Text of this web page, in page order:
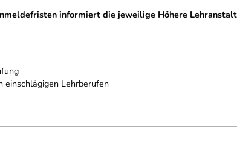
informiert die jeweilige Höhere
einschlägigen Lehrberufen